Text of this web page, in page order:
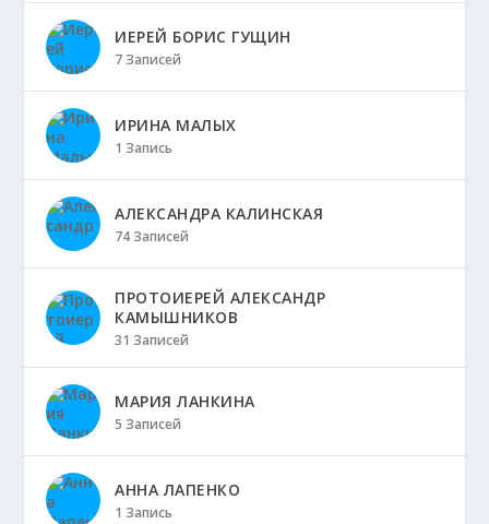
ИЕРЕЙ БОРИС ГУЩИН
7 Записей
ИРИНА МАЛЫХ
1 Запись
АЛЕКСАНДРА КАЛИНСКАЯ
74 Записей
ПРОТОИЕРЕЙ АЛЕКСАНДР
КАМЫШНИКОВ
31 Записей
МАРИЯ ЛАНКИНА
5 Записей
АННА ЛАПЕНКО
1 Запись